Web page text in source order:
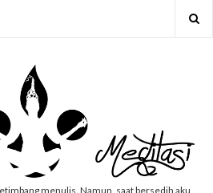
menulis. Namun, saat bersedih aku